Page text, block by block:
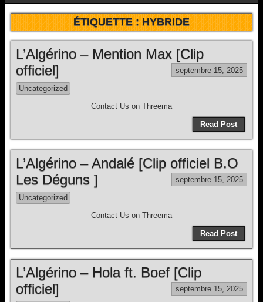
ÉTIQUETTE :HYBRIDE
L’Algérino – Mention Max [Clip
officiel]
septembre 15, 2025
Uncategorized
Contact Us on Threema
Read Post
L’Algérino – Andalé [Clip officiel B.O
Les Déguns ]
septembre 15, 2025
Uncategorized
Contact Us on Threema
Read Post
L’Algérino – Hola ft. Boef [Clip
officiel]
septembre 15, 2025